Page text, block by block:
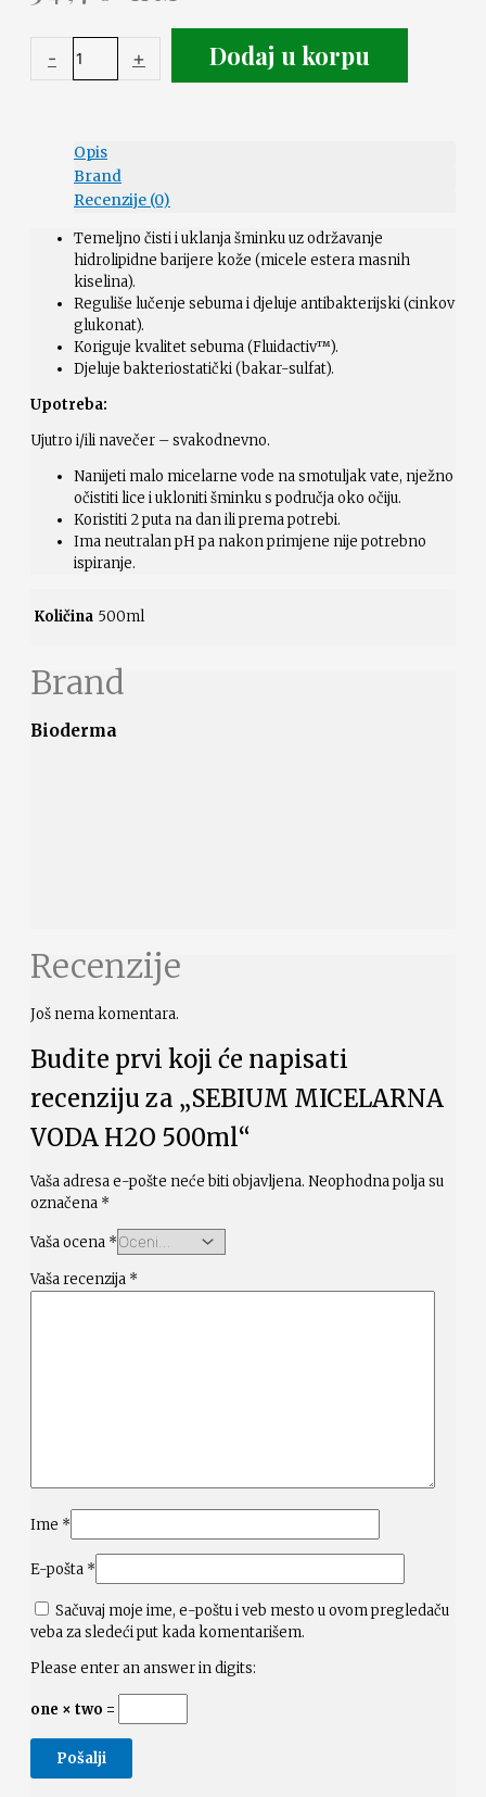
- + Dodaj u korpu
Opis
Brand
Recenzije (0)
Temeljno čisti i uklanja šminku uz održavanje
hidrolipidne barijere kože (micele estera masnih
kiselina).
Reguliše lučenje sebuma i djeluje antibakterijski (cinkov
glukonat).
Koriguje kvalitet sebuma (Fluidactiv™).
Djeluje bakteriostatički (bakar-sulfat).
Upotreba:
Ujutro i/ili navečer – svakodnevno.
Nanijeti malo micelarne vode na smotuljak vate, nježno
očistiti lice i ukloniti šminku s područja oko očiju.
Koristiti 2 puta na dan ili prema potrebi.
Ima neutralan pH pa nakon primjene nije potrebno
ispiranje.
Količina 500ml
Brand
Bioderma
Recenzije
Još nema komentara.
Budite prvi koji će napisati
recenziju za „SEBIUM MICELARNA
VODA H2O 500ml“
Vaša adresa e-pošte neće biti objavljena. Neophodna polja su
označena *
Vaša ocena *
Vaša recenzija *
Ime *
E-pošta *
Sačuvaj moje ime, e-poštu i veb mesto u ovom pregledaču
veba za sledeći put kada komentarišem.
Please enter an answer in digits:
one × two =